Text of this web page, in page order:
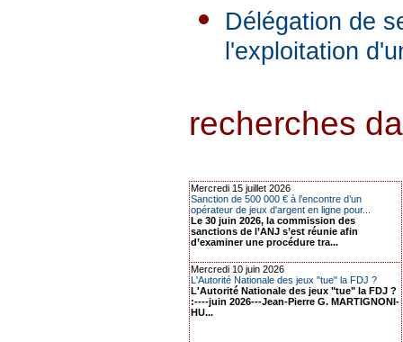
Délégation de
l'exploitation
recherches
Mercredi 15 juillet 2026
Sanction de 500 000 € à l’encontre d’un
opérateur de jeux d'argent en ligne pour...
Le 30 juin 2026, la commission des
sanctions de l’ANJ s’est réunie afin
d’examiner une procédure tra...
Mercredi 10 juin 2026
L'Autorité Nationale des jeux "tue" la FDJ ?
L'Autorité Nationale des jeux "tue" la FDJ ?
:----juin 2026---Jean-Pierre G. MARTIGNONI-
HU...